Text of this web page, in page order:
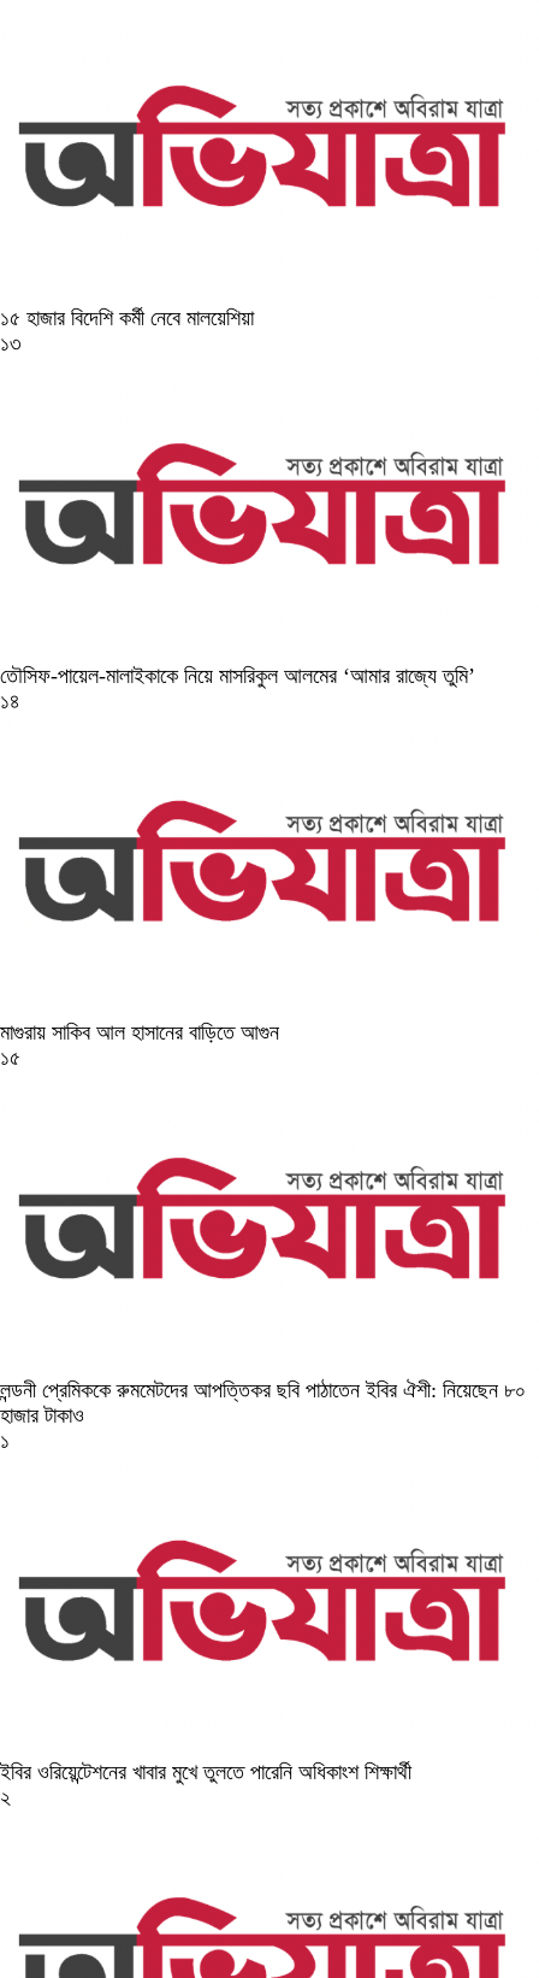
১৫ হাজার বিদেশি কর্মী নেবে মালয়েশিয়া
১৩
তৌসিফ-পায়েল-মালাইকাকে নিয়ে মাসরিকুল আলমের ‘আমার রাজ্যে তুমি’
১৪
মাগুরায় সাকিব আল হাসানের বাড়িতে আগুন
১৫
লন্ডনী প্রেমিককে রুমমেটদের আপত্তিকর ছবি পাঠাতেন ইবির ঐশী: নিয়েছেন ৮০
হাজার টাকাও
১
ইবির ওরিয়েন্টেশনের খাবার মুখে তুলতে পারেনি অধিকাংশ শিক্ষার্থী
২